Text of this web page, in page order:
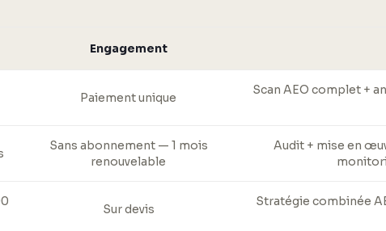
Engagement
Paiement unique
Scan AEO complet +
Sans abonnement — 1 mois
renouvelable
Audit + mise en
Sur devis
Stratégie combinée